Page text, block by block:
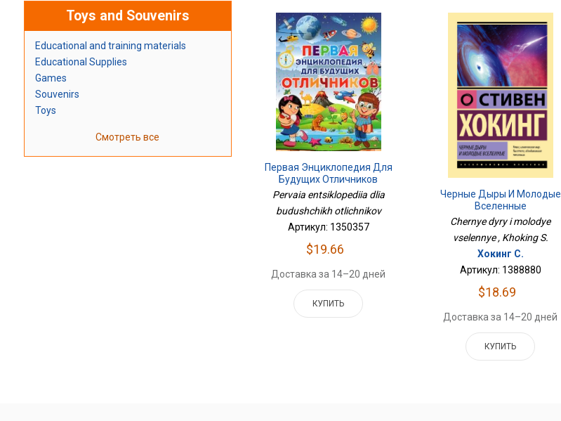
Toys and Souvenirs
Educational and training materials
Educational Supplies
Games
Souvenirs
Toys
Смотреть все
Первая Энциклопедия Для
Будущих Отличников
Pervaia entsiklopediia dlia
budushchikh otlichnikov
Артикул: 1350357
$19.66
Доставка за 14–20 дней
КУПИТЬ
Черные Дыры И Молодые
Вселенные
Chernye dyry i molodye
vselennye , Khoking S.
Хокинг С.
Артикул: 1388880
$18.69
Доставка за 14–20 дней
КУПИТЬ